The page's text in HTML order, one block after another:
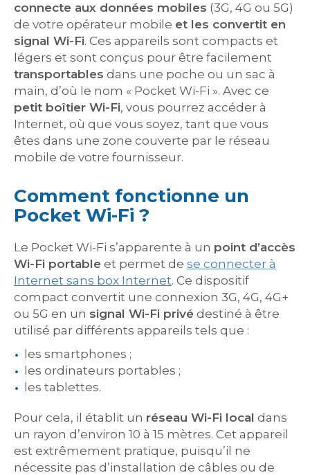
connecte aux données mobiles (3G, 4G ou 5G)
de votre opérateur mobile et les convertit en
signal Wi-Fi. Ces appareils sont compacts et
légers et sont conçus pour être facilement
transportables dans une poche ou un sac à
main, d’où le nom « Pocket Wi-Fi ». Avec ce
petit boîtier Wi-Fi, vous pourrez accéder à
Internet, où que vous soyez, tant que vous
êtes dans une zone couverte par le réseau
mobile de votre fournisseur.
Comment fonctionne un
Pocket Wi-Fi ?
Le Pocket Wi-Fi s’apparente à un point d’accès
Wi-Fi portable et permet de se connecter à
Internet sans box Internet. Ce dispositif
compact convertit une connexion 3G, 4G, 4G+
ou 5G en un signal Wi-Fi privé destiné à être
utilisé par différents appareils tels que :
les smartphones ;
les ordinateurs portables ;
les tablettes.
Pour cela, il établit un réseau Wi-Fi local dans
un rayon d’environ 10 à 15 mètres. Cet appareil
est extrêmement pratique, puisqu’il ne
nécessite pas d’installation de câbles ou de